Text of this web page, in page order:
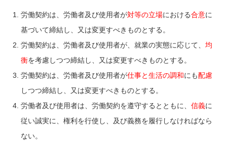
労働契約は、労働者及び使用者が対等の立場における合意に
基づいて締結し、又は変更すべきものとする。
労働契約は、労働者及び使用者が、就業の実態に応じて、 均
衡を考慮しつつ締結し、又は変更すべきものとする。
労働契約は、労働者及び使用者が仕事と生活の調和にも配慮
しつつ締結し、又は変更すべきものとする。
労働者及び使用者は、労働契約を遵守するとともに、 信義に
従い誠実に、権利を行使し、及び義務を履行しなければなら
ない。